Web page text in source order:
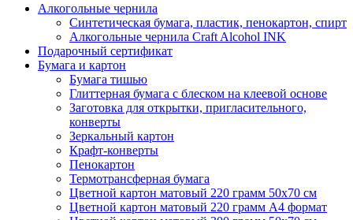
Алкогольные чернила
Синтетическая бумага, пластик, пенокартон, спирт
Алкогольные чернила Craft Alcohol INK
Подарочный сертификат
Бумага и картон
Бумага тишью
Глиттерная бумага с блеском на клеевой основе
Заготовка для открытки, пригласительного,
конверты
Зеркальный картон
Крафт-конверты
Пенокартон
Термотрансферная бумага
Цветной картон матовый 220 грамм 50х70 см
Цветной картон матовый 220 грамм A4 формат